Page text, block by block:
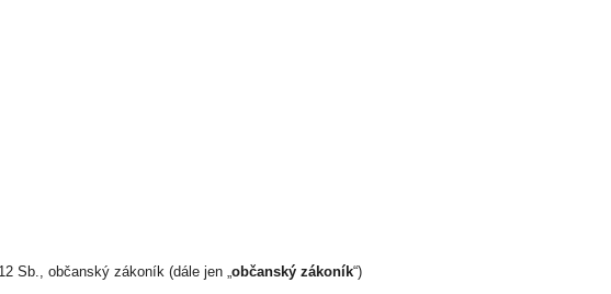
Sb., občanský zákoník (dále jen „ občanský zákoník“)